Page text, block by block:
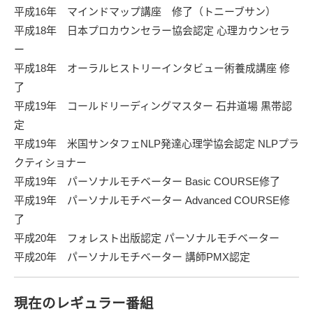
平成16年 マインドマップ講座 修了（トニーブサン）
平成18年 日本プロカウンセラー協会認定 心理カウンセラ
ー
平成18年 オーラルヒストリーインタビュー術養成講座 修
了
平成19年 コールドリーディングマスター 石井道場 黒帯認
定
平成19年 米国サンタフェNLP発達心理学協会認定 NLPプラ
クティショナー
平成19年 パーソナルモチベーター Basic COURSE修了
平成19年 パーソナルモチベーター Advanced COURSE修
了
平成20年 フォレスト出版認定 パーソナルモチベーター
平成20年 パーソナルモチベーター 講師PMX認定
現在のレギュラー番組